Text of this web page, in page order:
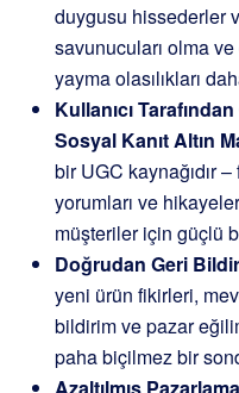
duygusu hissederler
savunucuları olma
yayma olasılıkları
Kullanıcı
Sosyal Kanıt Altın
bir UGC kaynağıdır
yorumları ve
müşteriler için güçlü
Doğrudan Geri
yeni ürün fikirleri,
bildirim ve pazar
paha biçilmez bir
Azaltılmış